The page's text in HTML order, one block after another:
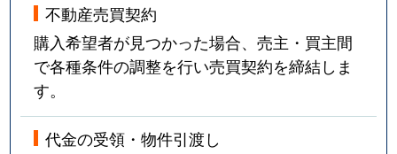
不動産売買契約
購入希望者が見つかった場合、売主・買主間
で各種条件の調整を行い売買契約を締結しま
す。
代金の受領・物件引渡し